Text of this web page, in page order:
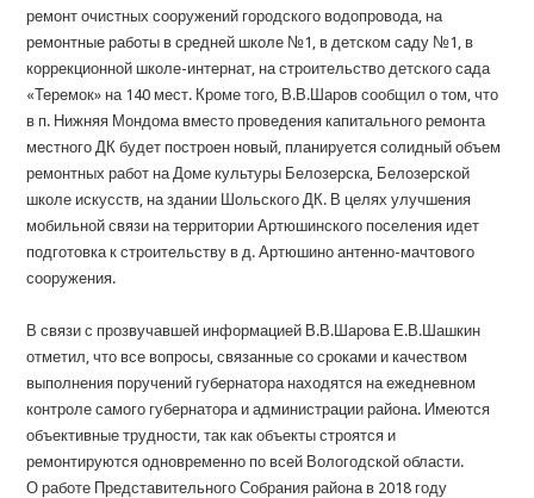
ремонт очистных сооружений городского водопровода, на
ремонтные работы в средней школе №1, в детском саду №1, в
коррекционной школе-интернат, на строительство детского сада
«Теремок» на 140 мест. Кроме того, В.В.Шаров сообщил о том, что
в п. Нижняя Мондома вместо проведения капитального ремонта
местного ДК будет построен новый, планируется солидный объем
ремонтных работ на Доме культуры Белозерска, Белозерской
школе искусств, на здании Шольского ДК. В целях улучшения
мобильной связи на территории Артюшинского поселения идет
подготовка к строительству в д. Артюшино антенно-мачтового
сооружения.
В связи с прозвучавшей информацией В.В.Шарова Е.В.Шашкин
отметил, что все вопросы, связанные со сроками и качеством
выполнения поручений губернатора находятся на ежедневном
контроле самого губернатора и администрации района. Имеются
объективные трудности, так как объекты строятся и
ремонтируются одновременно по всей Вологодской области.
О работе Представительного Собрания района в 2018 году